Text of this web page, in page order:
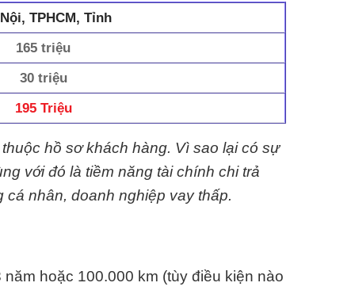
TPHCM, Tỉnh
165 triệu
30 triệu
195 Triệu
hồ sơ khách hàng. Vì sao lại có sự
với đó là tiềm năng tài chính chi trả
nhân, doanh nghiệp vay thấp.
hoặc 100.000 km (tùy điều kiện nào